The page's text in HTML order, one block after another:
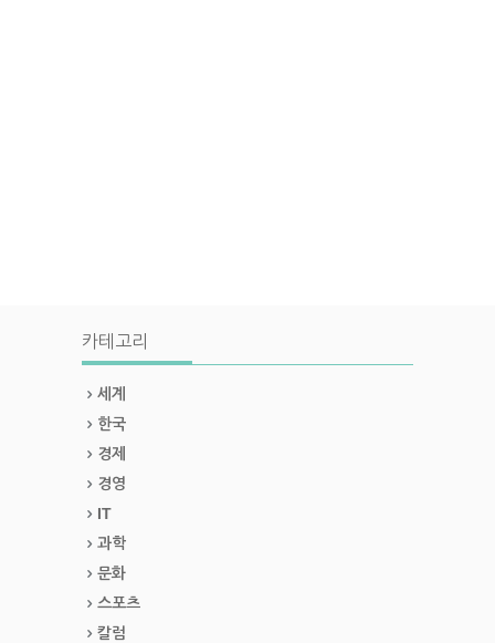
카테고리
세계
한국
경제
경영
IT
과학
문화
스포츠
칼럼